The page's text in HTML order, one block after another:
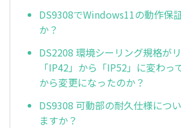
DS9308でWindows11の動作保
か？
DS2208 環境シーリング規格が
「IP42」から「IP52」に変わっ
から変更になったのか？
DS9308 可動部の耐久仕様につ
ますか？